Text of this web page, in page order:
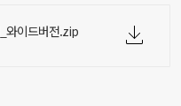
와이드버전.zip